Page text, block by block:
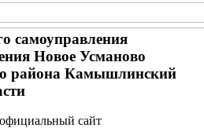
самоуправления
Новое Усманово
района Камышлинский
сайт